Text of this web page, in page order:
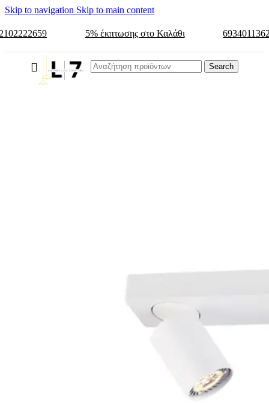
Skip to navigation Skip to main content
5% έκπτωσης στο Καλάθι
Search